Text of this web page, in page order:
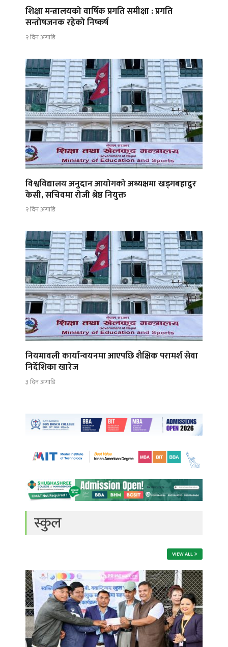
शिक्षा मन्त्रालयको वार्षिक प्रगति समीक्षा : प्रगति
सन्तोषजनक रहेको निष्कर्ष
२ दिन अगाडि
विश्वविद्यालय अनुदान आयोगको अध्यक्षमा खड्गबहादुर
केसी, सचिवमा रोजी श्रेष्ठ नियुक्त
२ दिन अगाडि
नियमावली कार्यान्वयनमा आएपछि शैक्षिक परामर्श सेवा
निर्देशिका खारेज
३ दिन अगाडि
स्कुल
VIEW ALL